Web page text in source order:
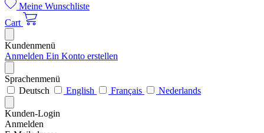
Meine Wunschliste
Cart
Kundenmenü
Anmelden Ein Konto erstellen
Sprachenmenü
Deutsch
English Français Nederlands
Kunden-Login
Anmelden